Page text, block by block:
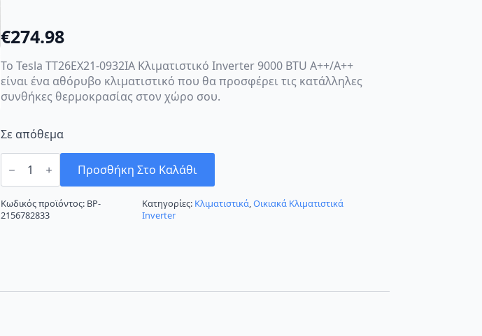
€274.98
Το Tesla TT26EX21-0932IA Κλιματιστικό Inverter 9000 BTU A++/A++
είναι ένα αθόρυβο κλιματιστικό που θα προσφέρει τις κατάλληλες
συνθήκες θερμοκρασίας στον χώρο σου.
Σε απόθεμα
Tesla
TT26EX21-
Κλιματιστικό
Inverter
9000
Προσθήκη Στο Καλάθι
Κωδικός προϊόντος: BP-
2156782833
Κατηγορίες: Κλιματιστικά,Οικιακά Κλιματιστικά
Inverter